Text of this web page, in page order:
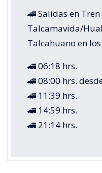
🚄 Salidas en
Talcamavida/
Talcahuano en
🚄 06:18 hrs.
🚄 08:00 hrs.
🚄 11:39 hrs.
🚄 14:59 hrs.
🚄 21:14 hrs.